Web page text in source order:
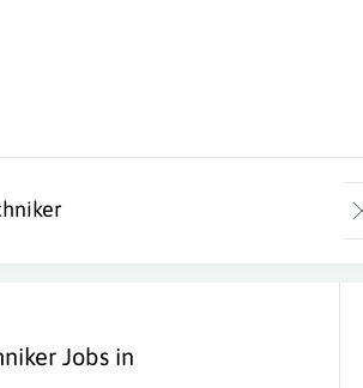
Jobs in